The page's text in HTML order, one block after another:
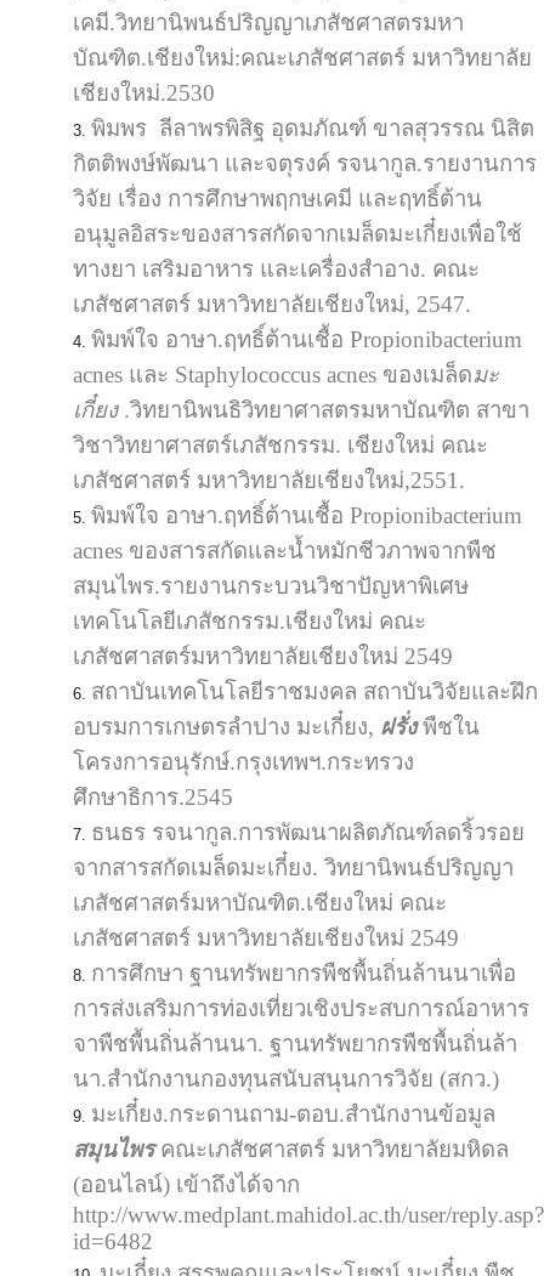
เคมี.วิทยานิพนธ์ปริญญาเภสัชศาสตรมหา
บัณฑิต.เชียงใหม่:คณะเภสัชศาสตร์ มหาวิทยาลัย
เชียงใหม่.2530
พิมพร ลีลาพรพิสิฐ อุดมภัณฑ์ ขาลสุวรรณ นิสิต
กิตติพงษ์พัฒนา และจตุรงค์ รจนากูล.รายงานการ
วิจัย เรื่อง การศึกษาพฤกษเคมี และฤทธิ์ต้าน
อนุมูลอิสระของสารสกัดจากเมล็ดมะเกี๋ยงเพื่อใช้
ทางยา เสริมอาหาร และเครื่องสำอาง. คณะ
เภสัชศาสตร์ มหาวิทยาลัยเชียงใหม่, 2547.
พิมพ์ใจ อาษา.ฤทธิ์ต้านเชื้อ Propionibacterium
acnes และ Staphylococcus acnes ของเมล็ดมะ
เกี๋ยง .วิทยานิพนธิวิทยาศาสตรมหาบัณฑิต สาขา
วิชาวิทยาศาสตร์เภสัชกรรม. เชียงใหม่ คณะ
เภสัชศาสตร์ มหาวิทยาลัยเชียงใหม่,2551.
พิมพ์ใจ อาษา.ฤทธิ์ต้านเชื้อ Propionibacterium
acnes ของสารสกัดและน้ำหมักชีวภาพจากพืช
สมุนไพร.รายงานกระบวนวิชาปัญหาพิเศษ
เทคโนโลยีเภสัชกรรม.เชียงใหม่ คณะ
เภสัชศาสตร์มหาวิทยาลัยเชียงใหม่ 2549
สถาบันเทคโนโลยีราชมงคล สถาบันวิจัยและฝึก
อบรมการเกษตรลำปาง มะเกี๋ยง, ฝรั่งพืชใน
โครงการอนุรักษ์.กรุงเทพฯ.กระทรวง
ศึกษาธิการ.2545
ธนธร รจนากูล.การพัฒนาผลิตภัณฑ์ลดริ้วรอย
จากสารสกัดเมล็ดมะเกี๋ยง. วิทยานิพนธ์ปริญญา
เภสัชศาสตร์มหาบัณฑิต.เชียงใหม่ คณะ
เภสัชศาสตร์ มหาวิทยาลัยเชียงใหม่ 2549
การศึกษา ฐานทรัพยากรพืชพื้นถิ่นล้านนาเพื่อ
การส่งเสริมการท่องเที่ยวเชิงประสบการณ์อาหาร
จาพืชพื้นถิ่นล้านนา. ฐานทรัพยากรพืชพื้นถิ่นล้า
นา.สำนักงานกองทุนสนับสนุนการวิจัย (สกว.)
มะเกี๋ยง.กระดานถาม-ตอบ.สำนักงานข้อมูล
สมุนไพรคณะเภสัชศาสตร์ มหาวิทยาลัยมหิดล
(ออนไลน์) เข้าถึงได้จาก
http://www.medplant.mahidol.ac.th/user/reply.asp?
id=6482